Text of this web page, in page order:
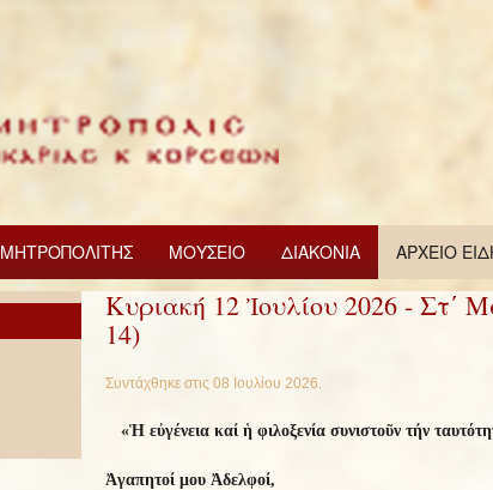
ΜΗΤΡΟΠΟΛΙΤΗΣ ΜΟΥΣΕΙΟ ΔΙΑΚΟΝΙΑ ΑΡΧΕΙΟ
Κυριακή 12 Ἰουλίου 2026 - Στ΄
14)
Συντάχθηκε στις 08 Ιουλίου 2026.
«Ἡ εὐγένεια καί ἡ φιλοξενία συνιστοῦν τήν
Ἀγαπητοί μου Ἀδελφοί,